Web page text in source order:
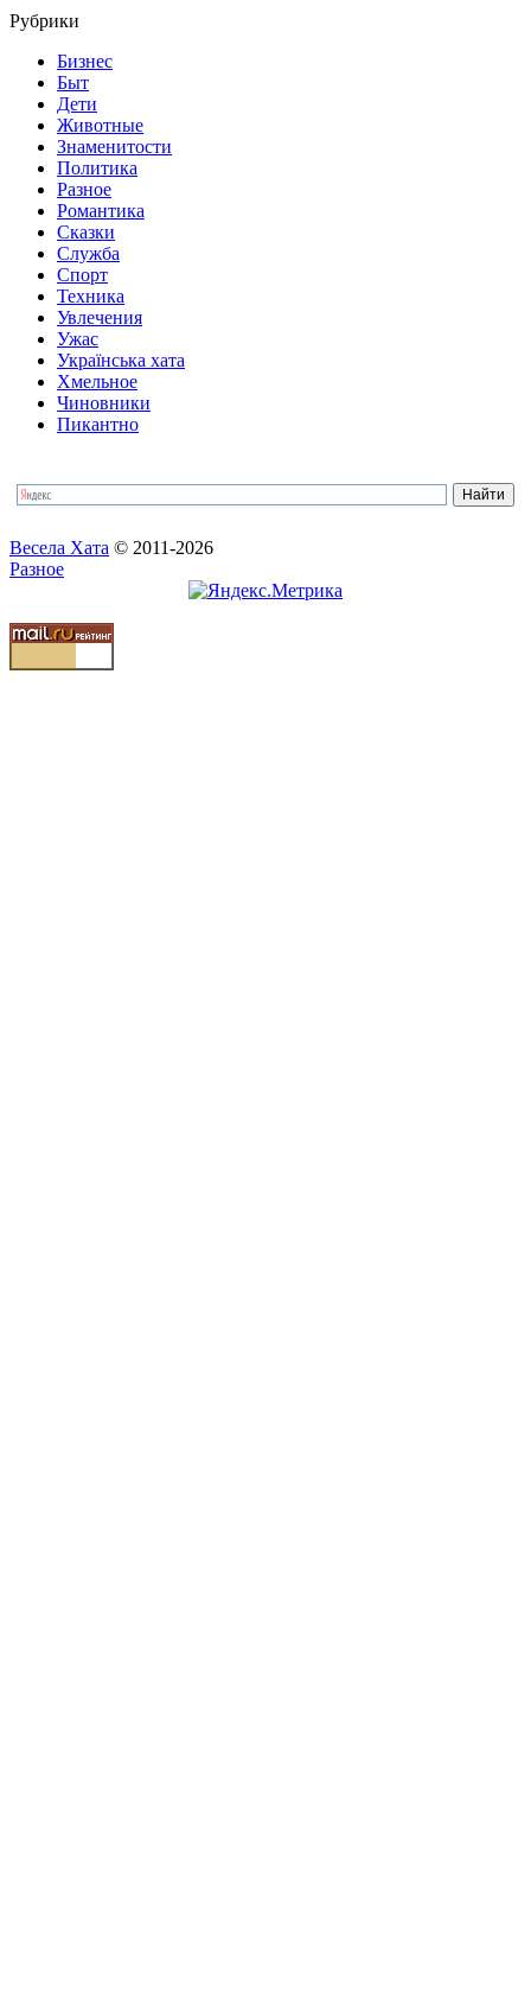
Рубрики
Бизнес
Быт
Дети
Животные
Знаменитости
Политика
Разное
Романтика
Сказки
Служба
Спорт
Техника
Увлечения
Ужас
Українська хата
Хмельное
Чиновники
Пикантно
Весела Хата © 2011-2026
Разное